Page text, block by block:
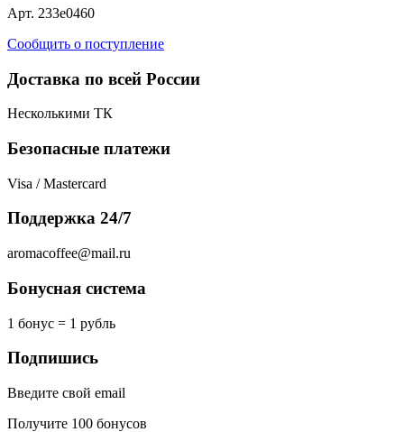
Арт. 233e0460
Сообщить о поступление
Доставка по всей России
Несколькими ТК
Безопасные платежи
Visa / Mastercard
Поддержка 24/7
aromacoffee@mail.ru
Бонусная система
1 бонус = 1 рубль
Подпишись
Введите свой email
Получите 100 бонусов